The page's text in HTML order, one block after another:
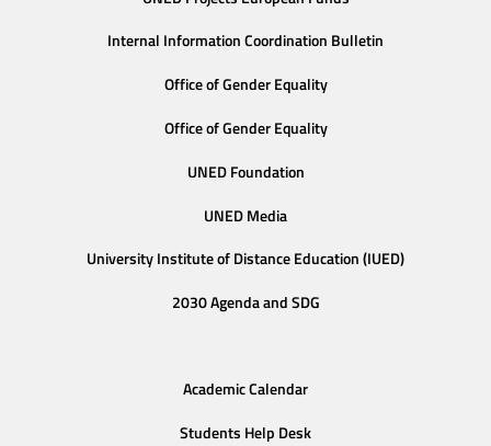
Internal Information Coordination Bulletin
Office of Gender Equality
Office of Gender Equality
UNED Foundation
UNED Media
University Institute of Distance Education (IUED)
2030 Agenda and SDG
Academic Calendar
Students Help Desk